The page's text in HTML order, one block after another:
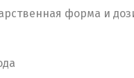
форма и